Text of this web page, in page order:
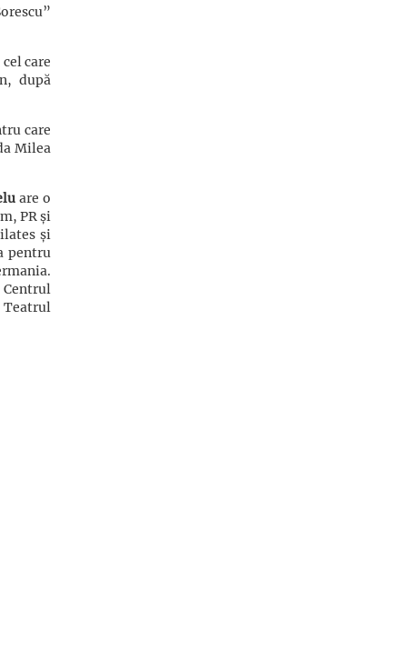
care
după
care
Milea
are o
PR și
și
pentru
Centrul
Teatrul